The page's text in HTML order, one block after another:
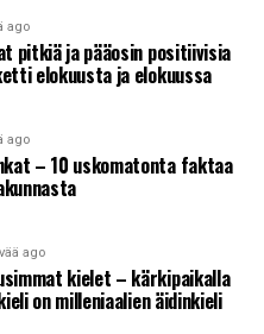
ago
pitkiä ja pääosin positiivisia
elokuusta ja elokuussa
ago
– 10 uskomatonta faktaa
ago
kielet – kärkipaikalla
on milleniaalien äidinkieli